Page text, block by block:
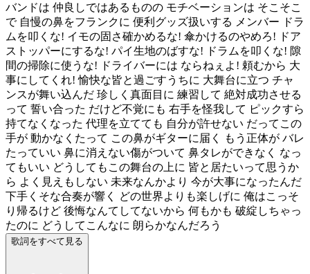
バンドは 仲良しではあるものの モチベーションは そこそこ
で 自慢の鼻をフランクに 便利グッズ扱いする メンバー ドラ
ムを叩くな! イモの固さ確かめるな! 傘かけるのやめろ! ドア
ストッパーにするな! パイ生地のばすな! ドラムを叩くな! 隙
間の掃除に使うな! ドライバーには ならねぇよ! 頼むから 大
事にしてくれ! 愉快な皆と過ごすうちに 大舞台に立つ チャ
ンスが舞い込んだ 珍しく真面目に 練習して 絶対成功させる
って 誓い合った だけど不覚にも 右手を怪我して ピックすら
持てなくなった 代理を立てても 自分が許せない だってこの
手が 動かなくたって この鼻がギターに届く もう正体が バレ
たっていい 鼻に消えない傷がついて 鼻タレができなく なっ
てもいい どうしてもこの舞台の上に 皆と居たいって思うか
ら よく見えもしない 未来なんかより 今が大事になったんだ
下手くそな合奏が響く どの世界よりも楽しげに 俺はこっそ
り帰るけど 後悔なんてしてないから 何もかも 破綻しちゃっ
たのに どうしてこんなに 朗らかなんだろう
歌詞をすべて見る